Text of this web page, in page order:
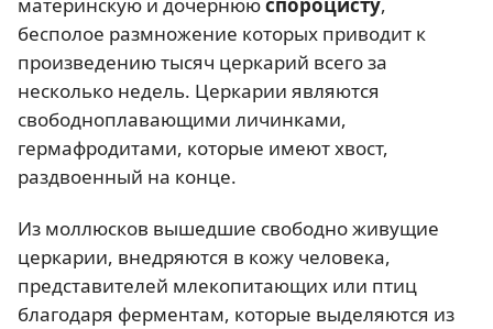
материнскую и дочернююспороцисту,
бесполое размножение которых приводит к
произведению тысяч церкарий всего за
несколько недель. Церкарии являются
свободноплавающими личинками,
гермафродитами, которые имеют хвост,
раздвоенный на конце.
Из моллюсков вышедшие свободно живущие
церкарии, внедряются в кожу человека,
представителей млекопитающих или птиц
благодаря ферментам, которые выделяются из